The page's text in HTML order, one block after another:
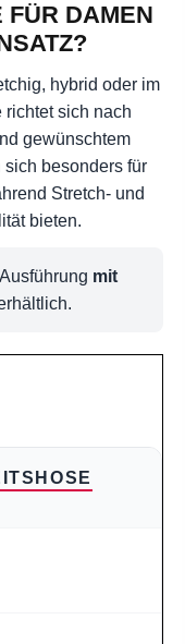
FÜR DAMEN
hybrid oder im
sich nach
gewünschtem
besonders für
Stretch- und
bieten.
mit